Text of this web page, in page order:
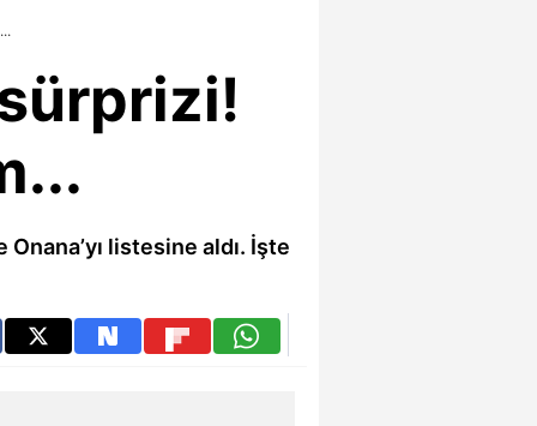
listesine aldı. İşte